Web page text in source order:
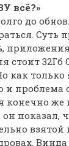
всё?»
до
Суть
стоит 32Гб
как
и проблема
конечно же
показал,
взятой